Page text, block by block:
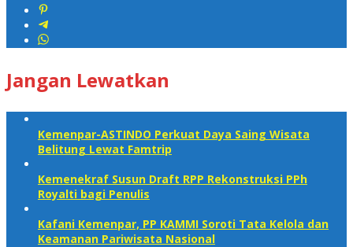
Jangan Lewatkan
Kemenpar-ASTINDO Perkuat Daya Saing Wisata
Belitung Lewat Famtrip
Kemenekraf Susun Draft RPP Rekonstruksi PPh
Royalti bagi Penulis
Kafani Kemenpar, PP KAMMI Soroti Tata Kelola dan
Keamanan Pariwisata Nasional‎